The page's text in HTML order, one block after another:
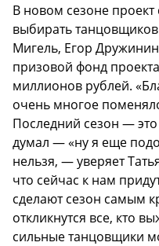
В новом сезоне проект
выбирать
Мигель, Егор
призовой фонд
миллионов рублей.
очень многое
Последний сезон —
думал — «ну я еще
нельзя, — уверяет
что сейчас к нам
сделают сезон самым
откликнутся все, кто
сильные танцовщики